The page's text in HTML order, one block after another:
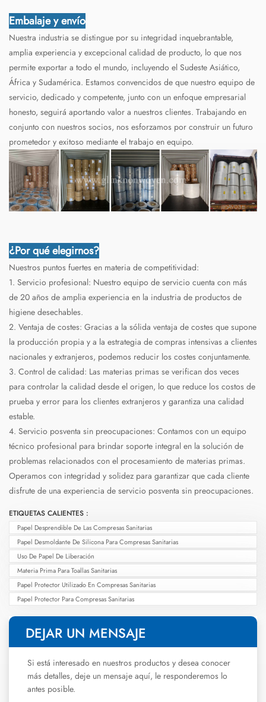
Embalaje y envío
Nuestra industria se distingue por su integridad inquebrantable,
amplia experiencia y excepcional calidad de producto, lo que nos
permite exportar a todo el mundo, incluyendo el Sudeste Asiático,
África y Sudamérica. Estamos convencidos de que nuestro equipo de
servicio, dedicado y competente, junto con un enfoque empresarial
honesto, seguirá aportando valor a nuestros clientes. Trabajando en
conjunto con nuestros socios, nos esforzamos por construir un futuro
prometedor y exitoso mediante el trabajo en equipo.
¿Por qué elegirnos?
Nuestros puntos fuertes en materia de competitividad:
1. Servicio profesional: Nuestro equipo de servicio cuenta con más
de 20 años de amplia experiencia en la industria de productos de
higiene desechables.
2. Ventaja de costes: Gracias a la sólida ventaja de costes que supone
la producción propia y a la estrategia de compras intensivas a clientes
nacionales y extranjeros, podemos reducir los costes conjuntamente.
3. Control de calidad: Las materias primas se verifican dos veces
para controlar la calidad desde el origen, lo que reduce los costos de
prueba y error para los clientes extranjeros y garantiza una calidad
estable.
4. Servicio posventa sin preocupaciones: Contamos con un equipo
técnico profesional para brindar soporte integral en la solución de
problemas relacionados con el procesamiento de materias primas.
Operamos con integridad y solidez para garantizar que cada cliente
disfrute de una experiencia de servicio posventa sin preocupaciones.
ETIQUETAS CALIENTES :
Papel Desprendible De Las Compresas Sanitarias
Papel Desmoldante De Silicona Para Compresas Sanitarias
Uso De Papel De Liberación
Materia Prima Para Toallas Sanitarias
Papel Protector Utilizado En Compresas Sanitarias
Papel Protector Para Compresas Sanitarias
DEJAR UN MENSAJE
Si está interesado en nuestros productos y desea conocer
más detalles, deje un mensaje aquí, le responderemos lo
antes posible.